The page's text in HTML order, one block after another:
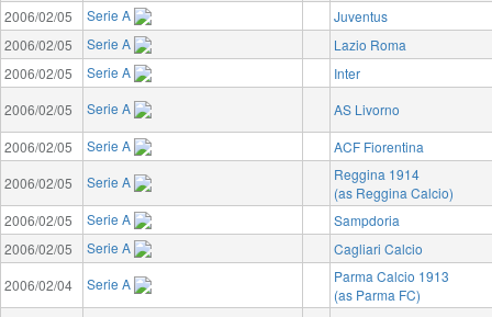
2006/02/05
Serie A
Juventus
2006/02/05
Serie A
Lazio Roma
2006/02/05
Serie A
Inter
2006/02/05
Serie A
AS Livorno
2006/02/05
Serie A
ACF Fiorentina
2006/02/05
Serie A
Reggina 1914
(as Reggina Calcio)
2006/02/05
Serie A
Sampdoria
2006/02/05
Serie A
Cagliari Calcio
2006/02/04
Serie A
Parma Calcio 1913
(as Parma FC)